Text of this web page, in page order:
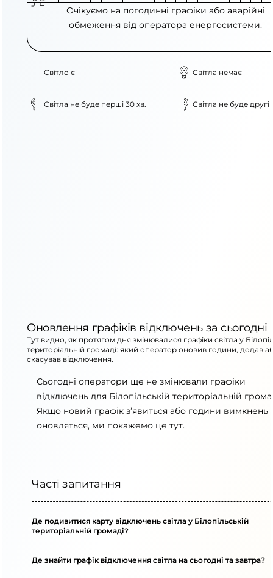
Очікуємо на погодинні графіки або аварійні
обмеження від оператора енергосистеми.
Світло є Світла немає
Світла не буде перші 30 хв. Світла не буде другі
Оновлення графіків відключень за сьогодні
Тут видно, як протягом дня змінювалися графіки світла у
територіальній громаді: який оператор оновив години, додав
скасував відключення.
Сьогодні оператори ще не змінювали графіки
відключень для Білопільській територіальній
Якщо новий графік з’явиться або години вимкнень
оновляться, ми покажемо це тут.
Часті запитання
Де подивитися карту відключень світла у Білопільській
територіальній громаді?
Де знайти графік відключення світла на сьогодні та завтра?